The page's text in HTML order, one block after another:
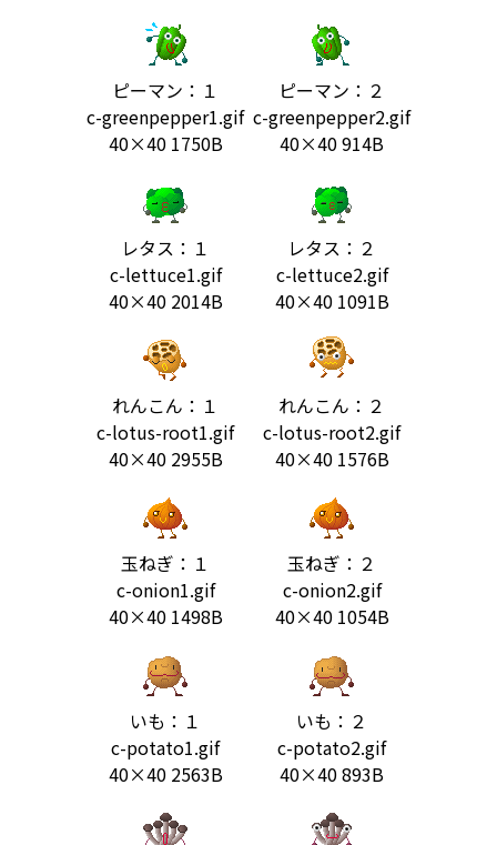
ピーマン：１
c-greenpepper1.gif
40×40 1750B
ピーマン：２
c-greenpepper2.gif
40×40 914B
レタス：１
c-lettuce1.gif
40×40 2014B
レタス：２
c-lettuce2.gif
40×40 1091B
れんこん：１
c-lotus-root1.gif
40×40 2955B
れんこん：２
c-lotus-root2.gif
40×40 1576B
玉ねぎ：１
c-onion1.gif
40×40 1498B
玉ねぎ：２
c-onion2.gif
40×40 1054B
いも：１
c-potato1.gif
40×40 2563B
いも：２
c-potato2.gif
40×40 893B